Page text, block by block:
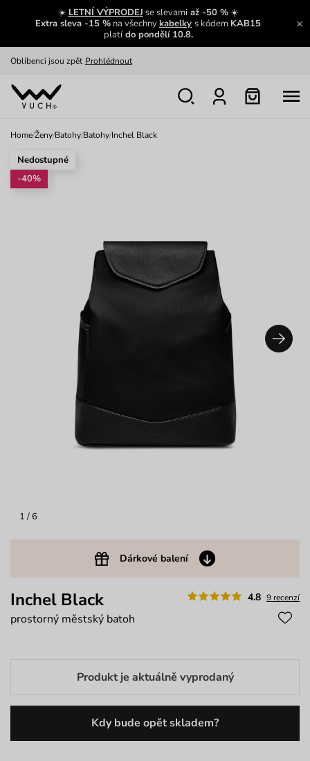
☀️ LETNÍ VÝPRODEJ se slevamiaž -50 %☀️
Extra sleva -15 % na všechnykabelky s kódem KAB15
platído pondělí 10.8.
Zajímavosti ze světa Vuch:
Zobrazit
Oblíbenci jsou zpět Prohlédnout
Nech se inspirovat
Home/Ženy/Batohy/Batohy/Inchel Black
1 / 6
Dárkové balení
Nedostupné
-40%
4.8 9 recenzí
Inchel Black
prostorný městský batoh
Produkt je aktuálně vyprodaný
Kdy bude opět skladem?